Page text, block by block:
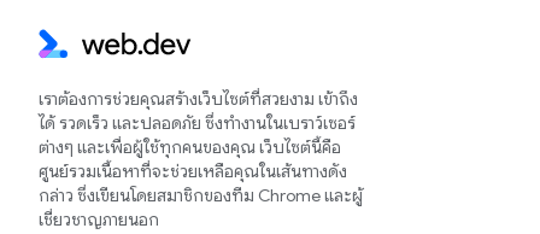
เราต้องการช่วยคุณสร้างเว็บไซต์ที่สวยงาม เข้าถึง
ได้ รวดเร็ว และปลอดภัย ซึ่งทำงานในเบราว์เซอร์
ต่างๆ และเพื่อผู้ใช้ทุกคนของคุณ เว็บไซต์นี้คือ
ศูนย์รวมเนื้อหาที่จะช่วยเหลือคุณในเส้นทางดัง
กล่าว ซึ่งเขียนโดยสมาชิกของทีม Chrome และผู้
เชี่ยวชาญภายนอก